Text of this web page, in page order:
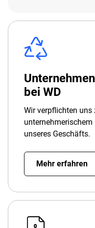
bei WD
Wir verpflichten
unseres Geschäfts.
Mehr erfahren